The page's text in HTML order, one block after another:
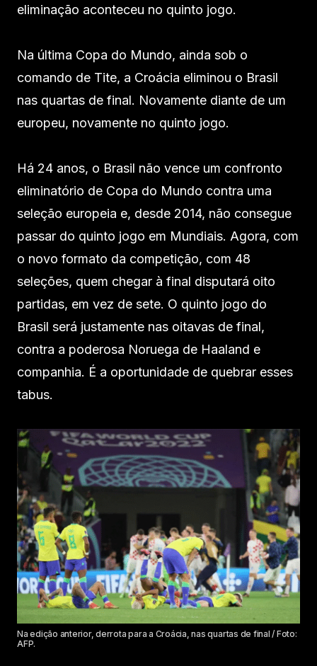
eliminação aconteceu no quinto jogo.
Na última Copa do Mundo, ainda sob o
comando de Tite, a Croácia eliminou o Brasil
nas quartas de final. Novamente diante de um
europeu, novamente no quinto jogo.
Há 24 anos, o Brasil não vence um confronto
eliminatório de Copa do Mundo contra uma
seleção europeia e, desde 2014, não consegue
passar do quinto jogo em Mundiais. Agora, com
o novo formato da competição, com 48
seleções, quem chegar à final disputará oito
partidas, em vez de sete. O quinto jogo do
Brasil será justamente nas oitavas de final,
contra a poderosa Noruega de Haaland e
companhia. É a oportunidade de quebrar esses
tabus.
Na edição anterior, derrota para a Croácia, nas quartas de final / Foto:
AFP.